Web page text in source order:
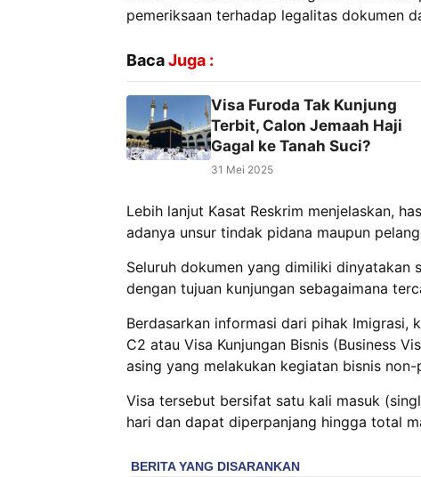
pemeriksaan terhadap legalitas dokumen
BacaJuga :
Visa Furoda Tak Kunjung
Terbit, Calon Jemaah Haji
Gagal ke Tanah Suci?
31 Mei 2025
Lebih lanjut Kasat Reskrim menjelaskan,
adanya unsur tindak pidana maupun
Seluruh dokumen yang dimiliki dinyatakan
dengan tujuan kunjungan sebagaimana
Berdasarkan informasi dari pihak Imigrasi,
C2 atau Visa Kunjungan Bisnis (Business
asing yang melakukan kegiatan bisnis
Visa tersebut bersifat satu kali masuk
hari dan dapat diperpanjang hingga total